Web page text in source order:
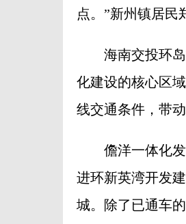
点。”新州镇居民
海南交投环岛
化建设的核心区
线交通条件，带
儋洋一体化发
进环新英湾开发
城。除了已通车